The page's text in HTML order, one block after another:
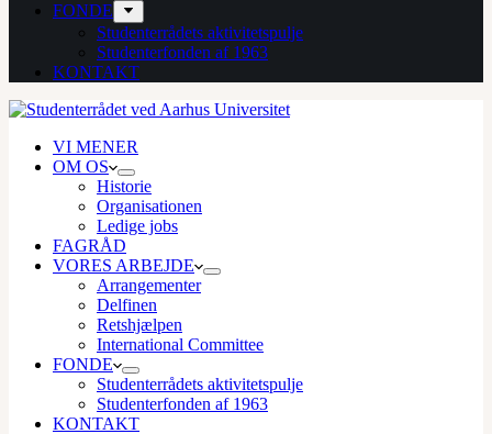
FONDE
Studenterrådets aktivitetspulje
Studenterfonden af 1963
KONTAKT
VI MENER
OM OS
Historie
Organisationen
Ledige jobs
FAGRÅD
VORES ARBEJDE
Arrangementer
Delfinen
Retshjælpen
International Committee
FONDE
Studenterrådets aktivitetspulje
Studenterfonden af 1963
KONTAKT